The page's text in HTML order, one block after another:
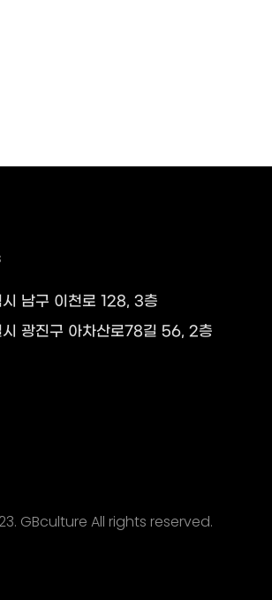
시 남구 이천로 128, 3층
시 광진구 아차산로78길 56, 2층
GBculture All rights reserved.